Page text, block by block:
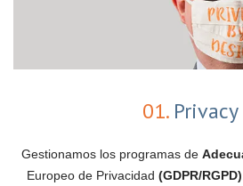
01.Privacy
Gestionamos los programas de
Europeo de Privacidad (GDPR/RGPD)